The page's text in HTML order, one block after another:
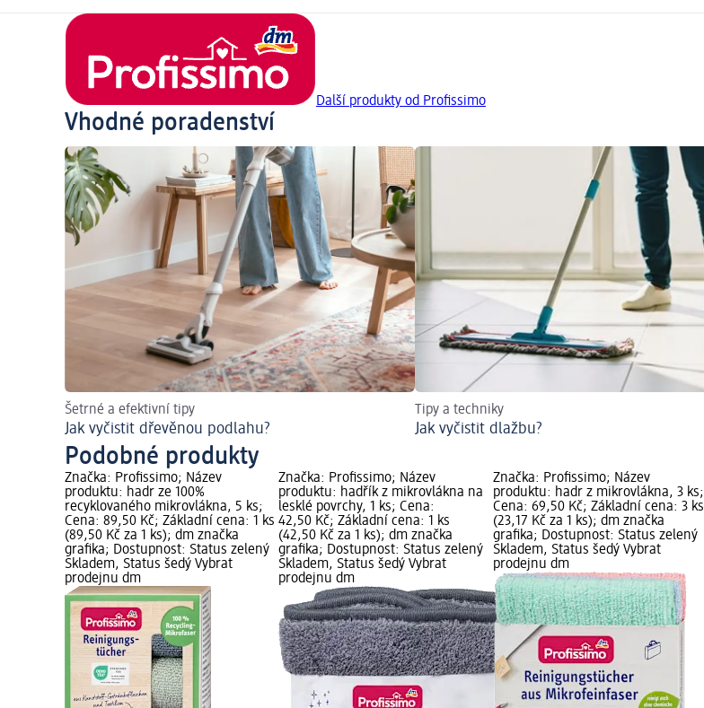
Další produkty od Profissimo
Vhodné poradenství
Šetrné a efektivní tipy
Jak vyčistit dřevěnou podlahu?
Tipy a techniky
Jak vyčistit dlažbu?
Podobné produkty
Značka: Profissimo; Název
produktu: hadr ze 100%
recyklovaného mikrovlákna, 5 ks;
Cena: 89,50 Kč; Základní cena: 1 ks
(89,50 Kč za 1 ks); dm značka
grafika; Dostupnost: Status zelený
Skladem, Status šedý Vybrat
prodejnu dm
Značka: Profissimo; Název
produktu: hadřík z mikrovlákna na
lesklé povrchy, 1 ks; Cena:
42,50 Kč; Základní cena: 1 ks
(42,50 Kč za 1 ks); dm značka
grafika; Dostupnost: Status zelený
Skladem, Status šedý Vybrat
prodejnu dm
Značka: Profissimo; Název
produktu: hadr z mikrovlákna, 3 ks;
Cena: 69,50 Kč; Základní cena: 3 ks
(23,17 Kč za 1 ks); dm značka
grafika; Dostupnost: Status zelený
Skladem, Status šedý Vybrat
prodejnu dm